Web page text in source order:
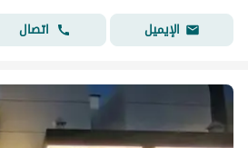
الإيميل
اتصال